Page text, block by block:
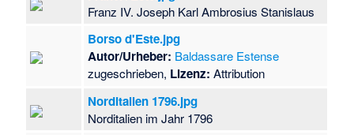
Franz IV. Joseph Karl Ambrosius Stanislaus
Borso d'Este.jpg
Autor/Urheber: Baldassare Estense
zugeschrieben, Lizenz: Attribution
Norditalien 1796.jpg
Norditalien im Jahr 1796